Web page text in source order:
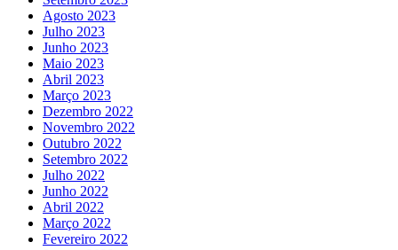
Agosto 2023
Julho 2023
Junho 2023
Maio 2023
Abril 2023
Março 2023
Dezembro 2022
Novembro 2022
Outubro 2022
Setembro 2022
Julho 2022
Junho 2022
Abril 2022
Março 2022
Fevereiro 2022